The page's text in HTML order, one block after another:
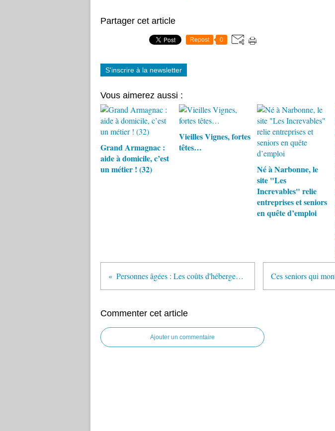
Partager cet article
Repost 0
S'inscrire à la newsletter
Vous aimerez aussi :
Grand Armagnac :
aide à domicile, c’est
un métier ! (32)
Vieilles Vignes, fortes
têtes…
Né à Narbonne, le
site "Les
Increvables" relie
entreprises et seniors
en quête d’emploi
Personnes âgées : Les coûts d'hébergement en Ehpad manquent de transparence
Commenter cet article
Ajouter un commentaire